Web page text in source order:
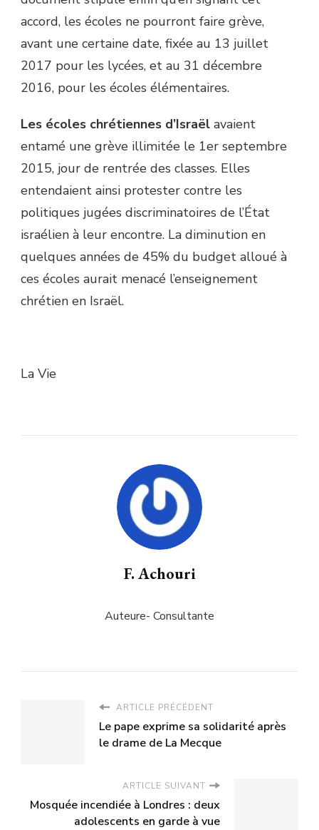
accord, les écoles ne pourront faire grève,
avant une certaine date, fixée au 13 juillet
2017 pour les lycées, et au 31 décembre
2016, pour les écoles élémentaires.
Les écoles chrétiennes d’Israël avaient
entamé une grève illimitée le 1er septembre
2015, jour de rentrée des classes. Elles
entendaient ainsi protester contre les
politiques jugées discriminatoires de l’État
israélien à leur encontre. La diminution en
quelques années de 45% du budget alloué à
ces écoles aurait menacé l’enseignement
chrétien en Israël.
La Vie
F. Achouri
Auteure- Consultante
ARTICLE PRÉCÉDENT
Le pape exprime sa solidarité après
le drame de La Mecque
ARTICLE SUIVANT
Mosquée incendiée à Londres : deux
adolescents en garde à vue